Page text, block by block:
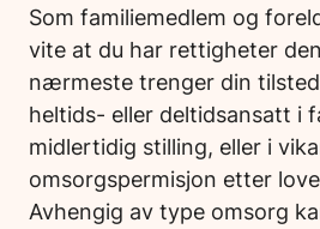
Som familiemedlem og
vite at du har rettigheter
nærmeste trenger din
heltids- eller deltidsansatt i
midlertidig stilling, eller i
omsorgspermisjon etter
Avhengig av type omsorg